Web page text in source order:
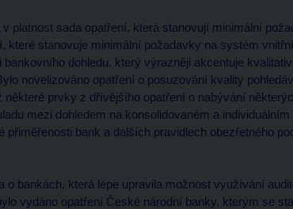
v platnost sada opatření, která stanovují minimální
které stanovuje minimální požadavky na systém
bankovního dohledu, který výrazněji akcentuje
novelizováno opatření o posuzování kvality
některé prvky z dřívějšího opatření o nabývání
mezi dohledem na konsolidovaném a
přiměřenosti bank a dalších pravidlech obezřetného
o bankách, která lépe upravila možnost využívání
vydáno opatření České národní banky, kterým se